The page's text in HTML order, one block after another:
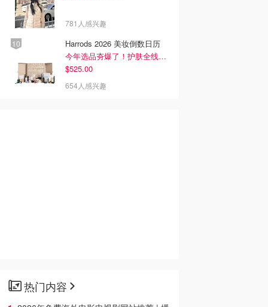
781人感兴趣
Harrods 2026 美妆倒数日历
今年选品夯爆了！护肤全线都很绝
$525.00
654人感兴趣
热门内容